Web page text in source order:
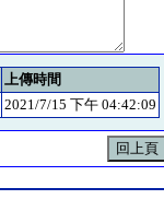
上傳時間
2021/7/15 下午 04:42:09